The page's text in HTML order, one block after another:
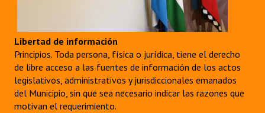
Libertad de información
Principios. Toda persona, física o jurídica, tiene el derecho
de libre acceso a las fuentes de información de los actos
legislativos, administrativos y jurisdiccionales emanados
del Municipio, sin que sea necesario indicar las razones que
motivan el requerimiento.